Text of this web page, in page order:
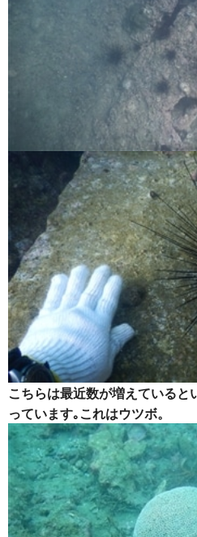
こちらは最近数が増えている
っています｡これはウツボ。